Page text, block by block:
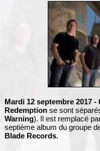
Mardi 12 septembre 2017 -
Redemptionse sont
Warning). Il est remplacé
septième album du groupe
Blade Records.